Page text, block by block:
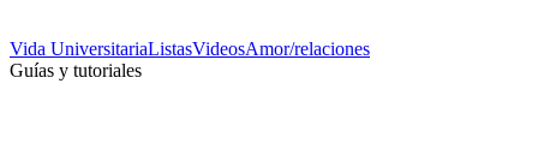
Vida UniversitariaListasVideosAmor/relaciones
Guías y tutoriales